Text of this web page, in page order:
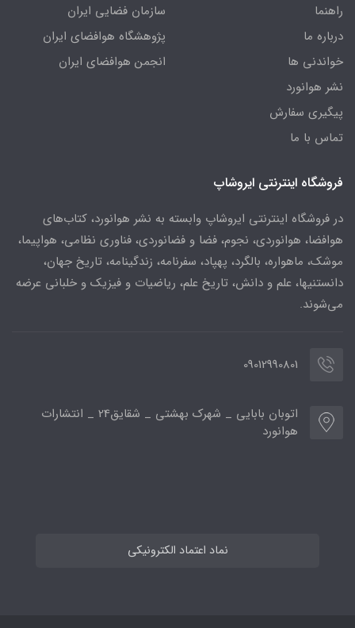
راهنما
درباره ما
خواندنی ها
نشر هوانورد
پیگیری سفارش
تماس با ما
سازمان فضایی ایران
پژوهشگاه هوافضای ایران
انجمن هوافضای ایران
فروشگاه اینترنتی ایروشاپ
در فروشگاه اینترنتی ایروشاپ وابسته به نشر هوانورد، کتاب‌های
هوافضا، هوانوردی، نجوم، فضا و فضانوردی، فناوری نظامی، هواپیما،
موشک، ماهواره، بالگرد، پهپاد، سفرنامه، زندگینامه، تاریخ جهان،
دانستنیها، علم و دانش، تاریخ علم، ریاضیات و فیزیک و خلبانی عرضه
می‌شوند.
09012990801
اتوبان بابایی _ شهرک بهشتی _ شقایق24 _ انتشارات
هوانورد
نماد اعتماد الکترونیکی